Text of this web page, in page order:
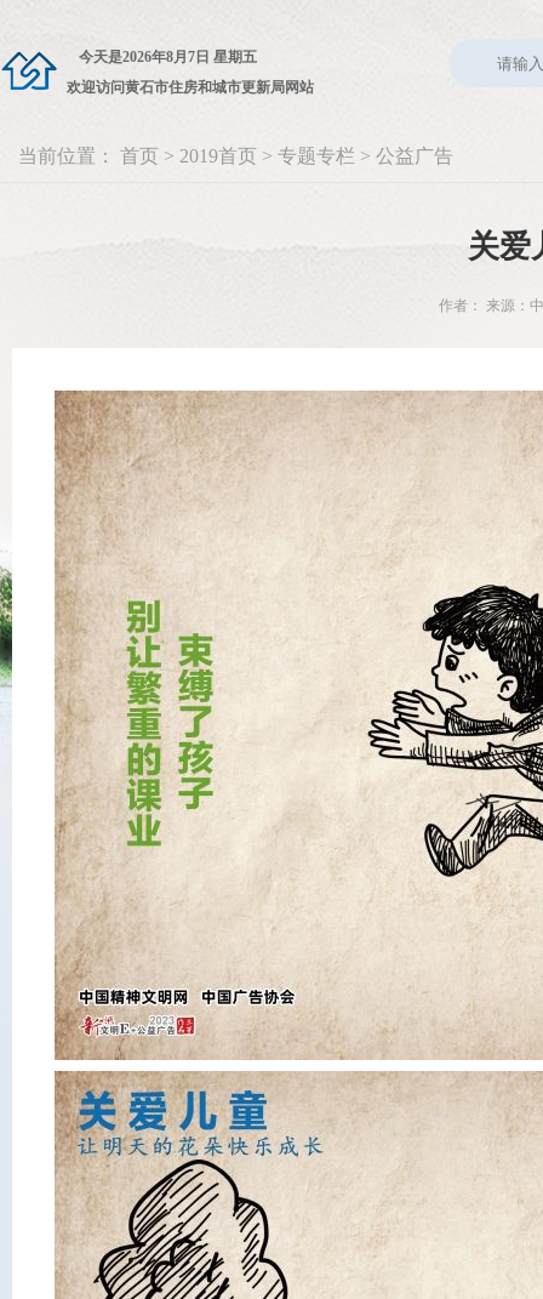
今天是2026年8月7日 星期五
欢迎访问黄石市住房和城市更新局网站
当前位置： 首页 > 2019首页 > 专题专栏 > 公益广告
关爱
作者： 来源：